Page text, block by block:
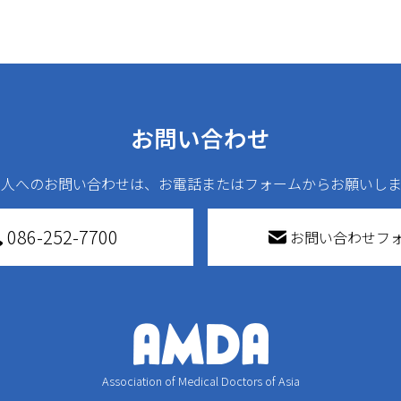
お問い合わせ
へのお問い合わせは、お電話またはフォームからお願いしま
086-252-7700 お問い合わせフ
Association of Medical Doctors of Asia